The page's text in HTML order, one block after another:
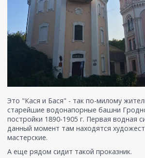
Это "Кася и Бася" - так по-милому
старейшие водонапорные башни
постройки 1890-1905 г. Первая водная
данный момент там находятся
мастерские.
А еще рядом сидит такой проказник.